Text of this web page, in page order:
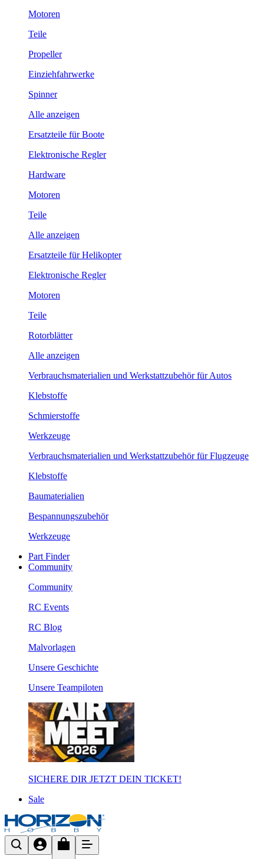
Motoren
Teile
Propeller
Einziehfahrwerke
Spinner
Alle anzeigen
Ersatzteile für Boote
Elektronische Regler
Hardware
Motoren
Teile
Alle anzeigen
Ersatzteile für Helikopter
Elektronische Regler
Motoren
Teile
Rotorblätter
Alle anzeigen
Verbrauchsmaterialien und Werkstattzubehör für Autos
Klebstoffe
Schmierstoffe
Werkzeuge
Verbrauchsmaterialien und Werkstattzubehör für Flugzeuge
Klebstoffe
Baumaterialien
Bespannungszubehör
Werkzeuge
Part Finder
Community
Community
RC Events
RC Blog
Malvorlagen
Unsere Geschichte
Unsere Teampiloten
SICHERE DIR JETZT DEIN TICKET!
Sale